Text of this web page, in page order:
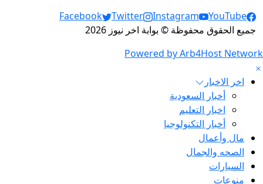
Social Links
Facebook Twitter Instagram
YouTube
جميع الحقوق محفوظة © بوابة اخر نيوز 2026
Powered by Arb4Host Network
اخر الاخبار
أخبار السعودية
اخبار التعليم
أخبار التكنولوجيا
مال وأعمال
الصحه والجمال
السيارات
منوعات